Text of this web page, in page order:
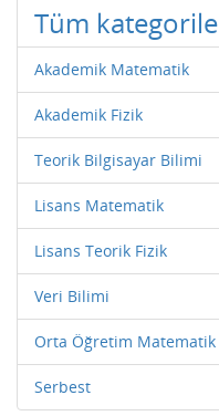
Tüm
Akademik Matematik
Akademik Fizik
Teorik Bilgisayar Bilimi
Lisans Matematik
Lisans Teorik Fizik
Veri Bilimi
Orta Öğretim Matematik
Serbest